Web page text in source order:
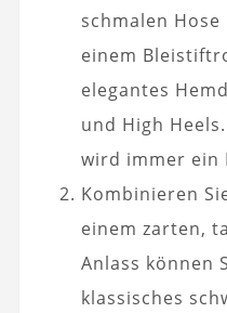
schmalen
einem
elegantes
und High
wird immer ein
Kombinieren
einem zarten,
Anlass können
klassisches